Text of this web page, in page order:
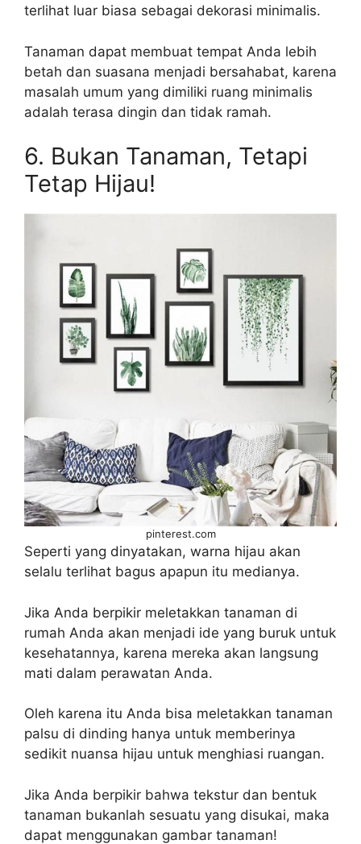
terlihat luar biasa sebagai dekorasi minimalis.
Tanaman dapat membuat tempat Anda lebih
betah dan suasana menjadi bersahabat, karena
masalah umum yang dimiliki ruang minimalis
adalah terasa dingin dan tidak ramah.
6. Bukan Tanaman, Tetapi
Tetap Hijau!
pinterest.com
Seperti yang dinyatakan, warna hijau akan
selalu terlihat bagus apapun itu medianya.
Jika Anda berpikir meletakkan tanaman di
rumah Anda akan menjadi ide yang buruk untuk
kesehatannya, karena mereka akan langsung
mati dalam perawatan Anda.
Oleh karena itu Anda bisa meletakkan tanaman
palsu di dinding hanya untuk memberinya
sedikit nuansa hijau untuk menghiasi ruangan.
Jika Anda berpikir bahwa tekstur dan bentuk
tanaman bukanlah sesuatu yang disukai, maka
dapat menggunakan gambar tanaman!